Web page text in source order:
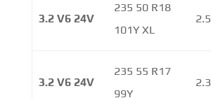
3.2 V6 24V
235 50 R18
101Y XL
2.5
3.2 V6 24V
235 55 R17
99Y
2.3